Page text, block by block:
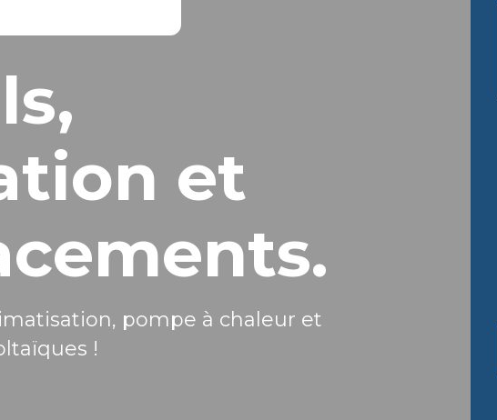
et
pompe à chaleur et
!